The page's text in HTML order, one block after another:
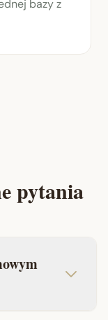
bazy z
pytania